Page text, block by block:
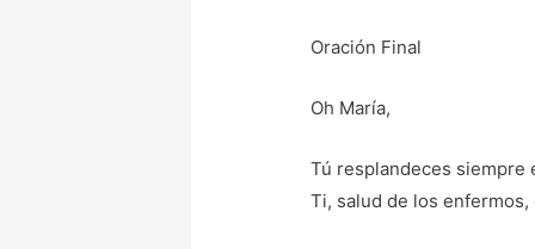
Oración Final
Oh María,
Tú resplandeces siempre
Ti, salud de los